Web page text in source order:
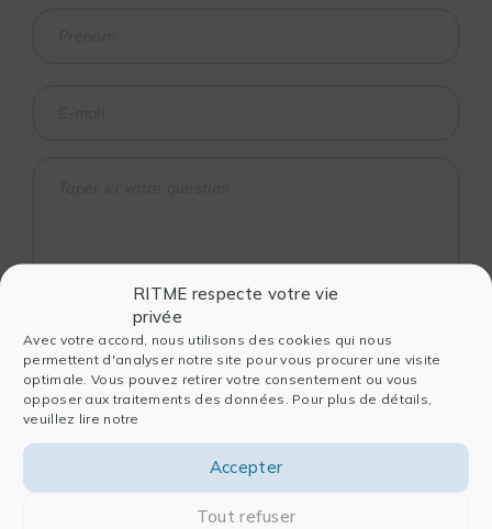
RITME respecte votre vie
privée
Avec votre accord, nous utilisons des cookies qui nous
permettent d'analyser notre site pour vous procurer une visite
optimale. Vous pouvez retirer votre consentement ou vous
opposer aux traitements des données. Pour plus de détails,
veuillez lire notre
Accepter
Tout refuser
Ritme attache une grande importance à la
confidentialité de vos données. Les données
recueillies dans ce formulaire sont traitées
par Ritme afin notamment de gérer votre
demande de contact, votre inscription sur le
site et de vous envoyer des newsletters
(actualités, produits, événements). Pour en
savoir plus sur la gestion de vos données
personnelles et pour exercer vos droits, nous